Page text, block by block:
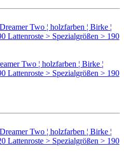
Two ¦ holzfarben ¦ Birke ¦
Lattenroste > Spezialgrößen > 190